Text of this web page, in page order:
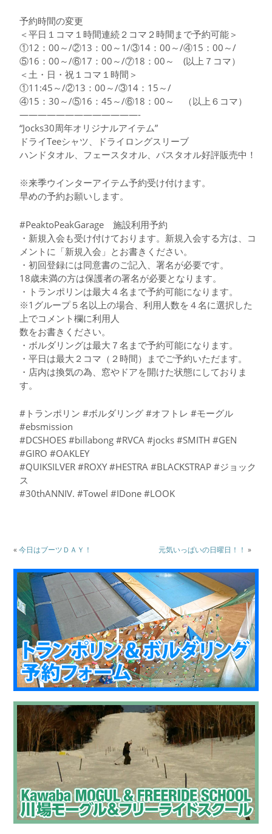
予約時間の変更
＜平日１コマ１時間連続２コマ２時間まで予約可能＞
①12：00～/②13：00～1/③14：00～/④15：00～/
⑤16：00～/⑥17：00～/⑦18：00～ (以上７コマ）
＜土・日・祝１コマ１時間＞
①11:45～/②13：00～/③14：15～/
④15：30～/⑤16：45～/⑥18：00～ （以上６コマ）
—————————————-
“Jocks30周年オリジナルアイテム”
ドライTeeシャツ、ドライロングスリーブ
ハンドタオル、フェースタオル、バスタオル好評販売中！
※来季ウインターアイテム予約受け付けます。
早めの予約お願いします。
#PeaktoPeakGarage 施設利用予約
・新規入会も受け付けております。新規入会する方は、コ
メントに「新規入会」とお書きください。
・初回登録には同意書のご記入、署名が必要です。
18歳未満の方は保護者の署名が必要となります。
・トランポリンは最大４名まで予約可能になります。
※1グループ５名以上の場合、利用人数を４名に選択した
上でコメント欄に利用人
数をお書きください。
・ボルダリングは最大７名まで予約可能になります。
・平日は最大２コマ（２時間）までご予約いただます。
・店内は換気の為、窓やドアを開けた状態にしておりま
す。
#トランポリン #ボルダリング #オフトレ #モーグル
#ebsmission
#DCSHOES #billabong #RVCA #jocks #SMITH #GEN
#GIRO #OAKLEY
#QUIKSILVER #ROXY #HESTRA #BLACKSTRAP #ジョック
ス
#30thANNIV. #Towel #IDone #LOOK
«今日はブーツＤＡＹ！ 元気いっぱいの日曜日！！ »